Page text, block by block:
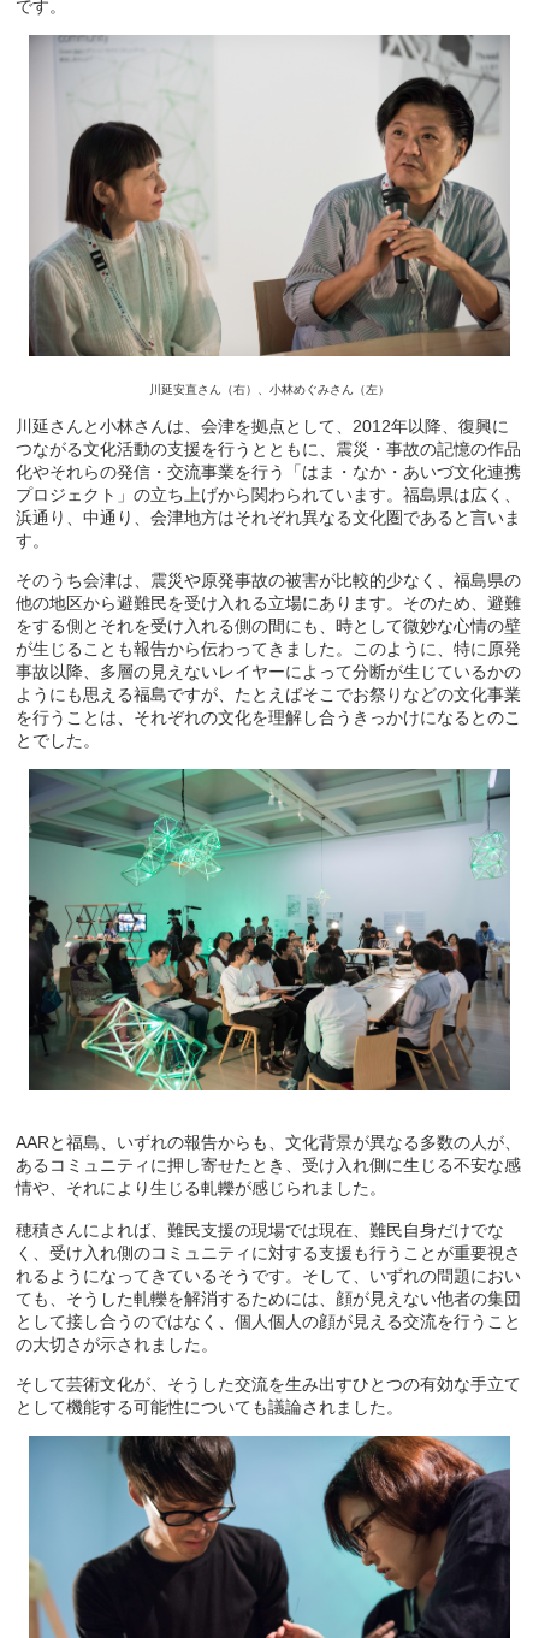
です。
川延安直さん（右）、小林めぐみさん（左）
川延さんと小林さんは、会津を拠点として、2012年以降、復興に
つながる文化活動の支援を行うとともに、震災・事故の記憶の作品
化やそれらの発信・交流事業を行う「はま・なか・あいづ文化連携
プロジェクト」の立ち上げから関わられています。福島県は広く、
浜通り、中通り、会津地方はそれぞれ異なる文化圏であると言いま
す。
そのうち会津は、震災や原発事故の被害が比較的少なく、福島県の
他の地区から避難民を受け入れる立場にあります。そのため、避難
をする側とそれを受け入れる側の間にも、時として微妙な心情の壁
が生じることも報告から伝わってきました。このように、特に原発
事故以降、多層の見えないレイヤーによって分断が生じているかの
ようにも思える福島ですが、たとえばそこでお祭りなどの文化事業
を行うことは、それぞれの文化を理解し合うきっかけになるとのこ
とでした。
AARと福島、いずれの報告からも、文化背景が異なる多数の人が、
あるコミュニティに押し寄せたとき、受け入れ側に生じる不安な感
情や、それにより生じる軋轢が感じられました。
穂積さんによれば、難民支援の現場では現在、難民自身だけでな
く、受け入れ側のコミュニティに対する支援も行うことが重要視さ
れるようになってきているそうです。そして、いずれの問題におい
ても、そうした軋轢を解消するためには、顔が見えない他者の集団
として接し合うのではなく、個人個人の顔が見える交流を行うこと
の大切さが示されました。
そして芸術文化が、そうした交流を生み出すひとつの有効な手立て
として機能する可能性についても議論されました。